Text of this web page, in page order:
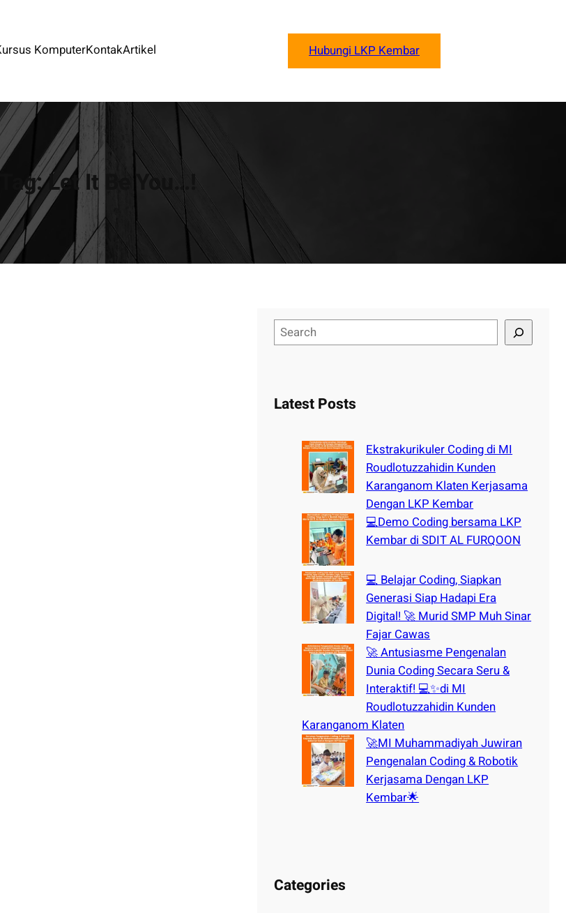
KomputerKontakArtikel Hubungi LKP Kembar
Let It Be You…!
e
cLatest Posts
Ekstrakurikuler Coding di MI
Roudlotuzzahidin Kunden
Karanganom Klaten Kerjasama
Dengan LKP Kembar
💻Demo Coding bersama LKP
Kembar di SDIT AL FURQOON
💻 Belajar Coding, Siapkan
Generasi Siap Hadapi Era
Digital! 🚀 Murid SMP Muh Sinar
Fajar Cawas
🚀 Antusiasme Pengenalan
Dunia Coding Secara Seru &
Interaktif! 💻✨di MI
Roudlotuzzahidin Kunden
Karanganom Klaten
🚀MI Muhammadiyah Juwiran
Pengenalan Coding & Robotik
Kerjasama Dengan LKP
Kembar🌟
Categories